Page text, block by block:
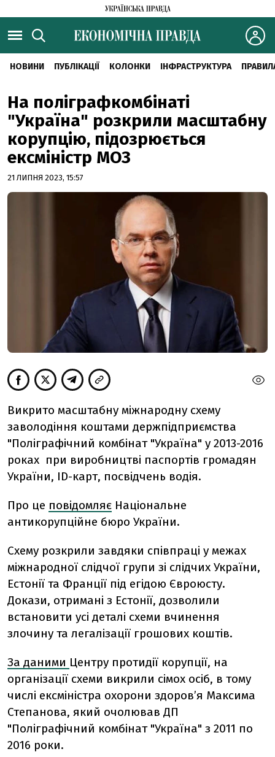
НОВИНИ ПУБЛІКАЦІЇ КОЛОНКИ ІНФРАСТРУКТУРА
На поліграфкомбінаті
"Україна" розкрили масштабну
корупцію, підозрюється
ексміністр МОЗ
21 ЛИПНЯ 2023, 15:57
Викрито масштабну міжнародну схему
заволодіння коштами держпідприємства
"Поліграфічний комбінат "Україна" у 2013-2016
роках при виробництві паспортів громадян
України, ID-карт, посвідчень водія.
Про це повідомляє Національне
антикорупційне бюро України.
Схему розкрили завдяки співпраці у межах
міжнародної слідчої групи зі слідчих України,
Естонії та Франції під егідою Євроюсту.
Докази, отримані з Естонії, дозволили
встановити усі деталі схеми вчинення
злочину та легалізації грошових коштів.
За даними Центру протидії корупції, на
організації схеми викрили сімох осіб, в тому
числі ексміністра охорони здоров’я Максима
Степанова, який очолював ДП
"Поліграфічний комбінат "Україна" з 2011 по
2016 роки.